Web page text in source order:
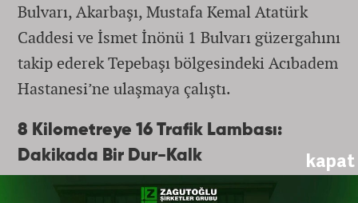
kapat
Bulvarı, Akarbaşı, Mustafa Kemal Atatürk
Caddesi ve İsmet İnönü 1 Bulvarı güzergahını
takip ederek Tepebaşı bölgesindeki Acıbadem
Hastanesi’ne ulaşmaya çalıştı.
8 Kilometreye 16 Trafik Lambası:
Dakikada Bir Dur-Kalk
Sürücünün aktardığı bilgilere göre, sadece 8